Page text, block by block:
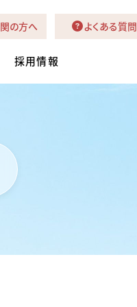
の方へ よくある質問
採用情報